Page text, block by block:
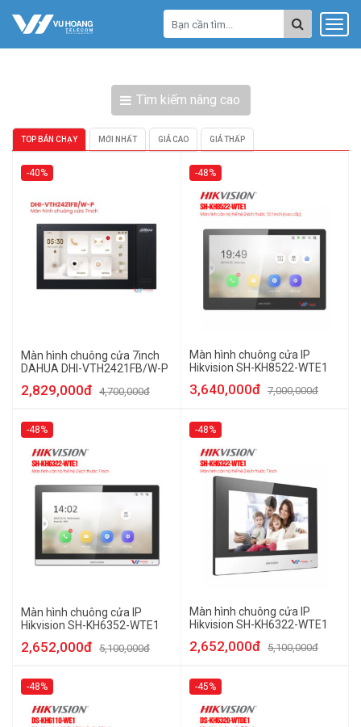
Tìm kiếm nâng cao
TOP BÁN CHẠY MỚI NHẤT GIÁ CAO GIÁ THẤP
-40%
Màn hình chuông cửa 7inch
DAHUA DHI-VTH2421FB/W-P
2,829,000đ 4,700,000đ
-48%
Màn hình chuông cửa IP
Hikvision SH-KH8522-WTE1
3,640,000đ 7,000,000đ
-48%
Màn hình chuông cửa IP
Hikvision SH-KH6352-WTE1
2,652,000đ 5,100,000đ
-48%
Màn hình chuông cửa IP
Hikvision SH-KH6322-WTE1
2,652,000đ 5,100,000đ
-48% -45%